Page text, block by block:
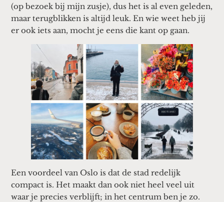
(op bezoek bij mijn zusje), dus het is al even geleden,
maar terugblikken is altijd leuk. En wie weet heb jij
er ook iets aan, mocht je eens die kant op gaan.
Een voordeel van Oslo is dat de stad redelijk
compact is. Het maakt dan ook niet heel veel uit
waar je precies verblijft; in het centrum ben je zo.